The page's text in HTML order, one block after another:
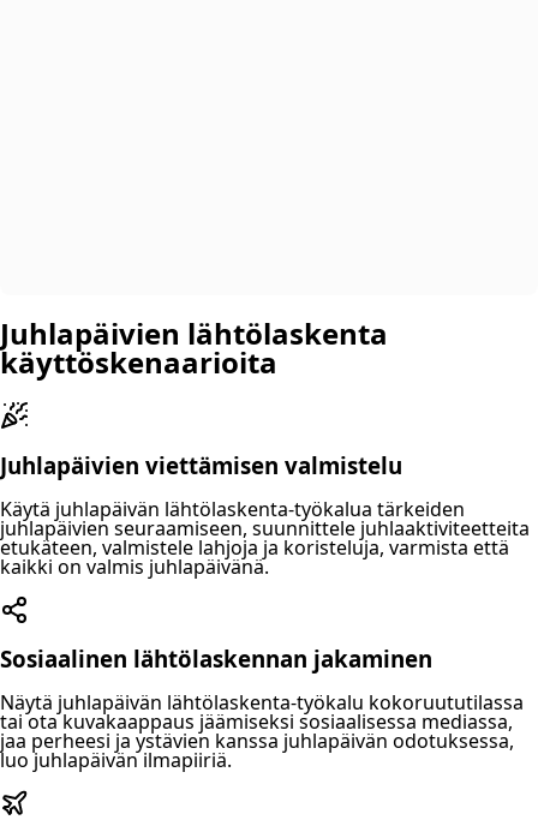
Juhlapäivien lähtölaskenta
käyttöskenaarioita
Juhlapäivien viettämisen valmistelu
Käytä juhlapäivän lähtölaskenta-työkalua tärkeiden
juhlapäivien seuraamiseen, suunnittele juhlaaktiviteetteita
etukäteen, valmistele lahjoja ja koristeluja, varmista että
kaikki on valmis juhlapäivänä.
Sosiaalinen lähtölaskennan jakaminen
Näytä juhlapäivän lähtölaskenta-työkalu kokoruututilassa
tai ota kuvakaappaus jäämiseksi sosiaalisessa mediassa,
jaa perheesi ja ystävien kanssa juhlapäivän odotuksessa,
luo juhlapäivän ilmapiiriä.